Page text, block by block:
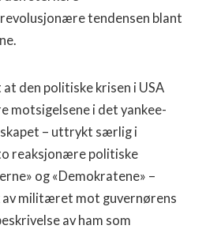
tendensen blant
den politiske krisen i USA
motsigelsene i det yankee-
– uttrykt særlig i
reaksjonære politiske
og «Demokratene» –
av militæret mot guvernørens
av ham som